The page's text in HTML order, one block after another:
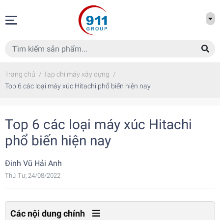
Trang chủ / Tạp chí máy xây dựng /
Top 6 các loại máy xúc Hitachi phổ biến hiện nay
Top 6 các loại máy xúc Hitachi
phổ biến hiện nay
Đinh Vũ Hải Anh
Thứ Tư, 24/08/2022
Các nội dung chính